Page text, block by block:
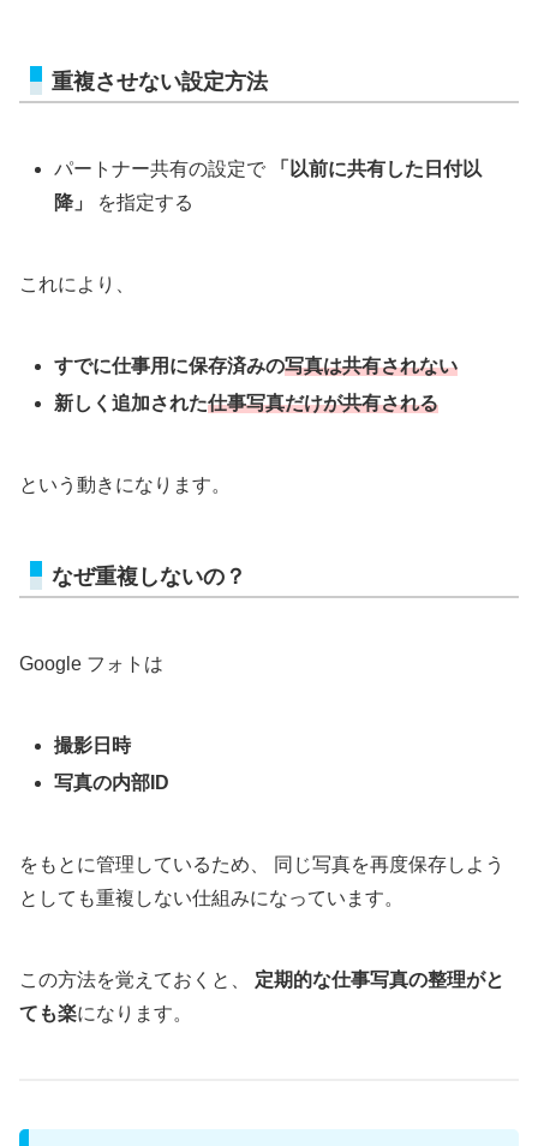
重複させない設定方法
パートナー共有の設定で
「以前に共有した日付以
降」
を指定する
これにより、
すでに仕事用に保存済みの写真は共有されない
新しく追加された仕事写真だけが共有される
という動きになります。
なぜ重複しないの？
Google フォトは
撮影日時
写真の内部ID
をもとに管理しているため、 同じ写真を再度保存しよう
としても重複しない仕組みになっています。
この方法を覚えておくと、 定期的な仕事写真の整理がと
ても楽になります。